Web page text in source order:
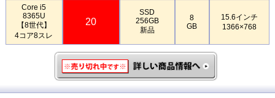
Core i5
8365U
【8世代】
4コア8スレ
20
SSD
256GB
新品
8
GB
15.6インチ
1366×768